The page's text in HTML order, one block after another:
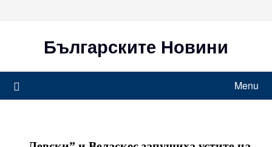
Българските Новини
Menu